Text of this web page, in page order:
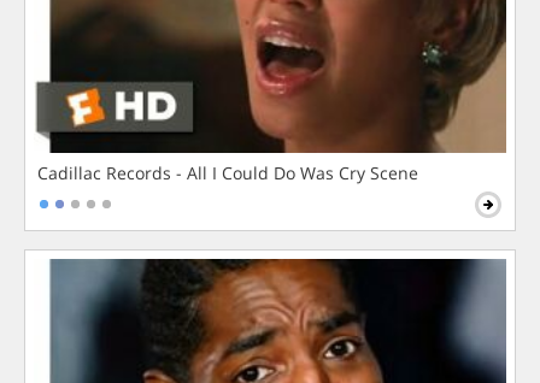
Cadillac Records - All I Could Do Was Cry Scene